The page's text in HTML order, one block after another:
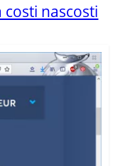
nascosti